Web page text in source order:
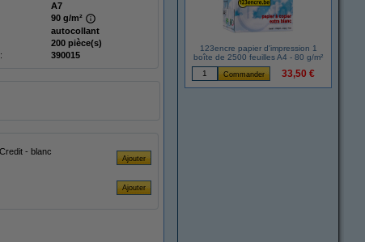
A7
90 g/m²
autocollant
200 pièce(s)
390015
FSC® Mix Credit - blanc
123encre papier d'impression 1
boîte de 2500 feuilles A4 - 80 g/m²
33,50 €